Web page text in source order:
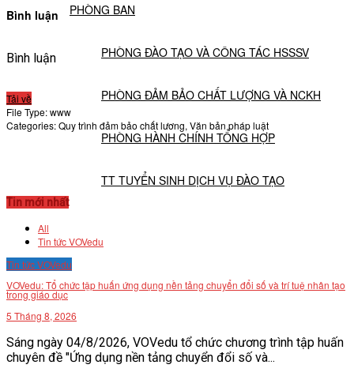
PHÒNG BAN
PHÒNG ĐÀO TẠO VÀ CÔNG TÁC HSSSV
PHÒNG ĐẢM BẢO CHẤT LƯỢNG VÀ NCKH
PHÒNG HÀNH CHÍNH TỔNG HỢP
TT TUYỂN SINH DỊCH VỤ ĐÀO TẠO
NGHIÊN CỨU KHOA HỌC
VĂN BẢN
THƯ VIỆN
Bình luận
Bình luận
Tải về
File Type:www
Categories:Quy trình đảm bảo chất lương, Văn bản pháp luật
Tin mới nhất
All
Tin tức VOVedu
Tin tức VOVedu
VOVedu: Tổ chức tập huấn ứng dụng nền tảng chuyển đổi số và trí tuệ nhân tạo
trong giáo dục
5 Tháng 8, 2026
Sáng ngày 04/8/2026, VOVedu tổ chức chương trình tập huấn
chuyên đề "Ứng dụng nền tảng chuyển đổi số và...